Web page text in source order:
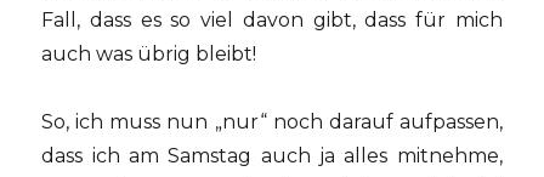
Fall, dass es so viel davon gibt, dass für mich
auch was übrig bleibt!
So, ich muss nun „nur“ noch darauf aufpassen,
dass ich am Samstag auch ja alles mitnehme,